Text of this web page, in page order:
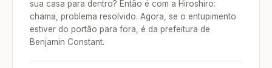
sua casa para dentro? Então é com a Hiroshiro:
chama, problema resolvido. Agora, se o entupimento
estiver do portão para fora, é da prefeitura de
Benjamin Constant.